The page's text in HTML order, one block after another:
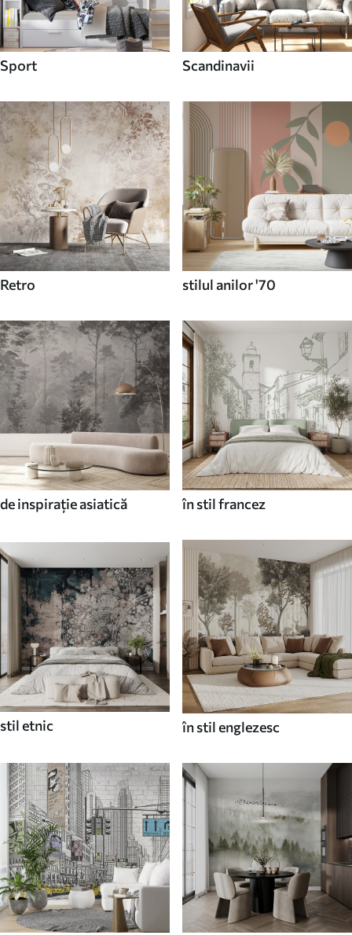
Sport Scandinavii
Retro stilul anilor '70
de inspirație asiatică în stil francez
stil etnic în stil englezesc